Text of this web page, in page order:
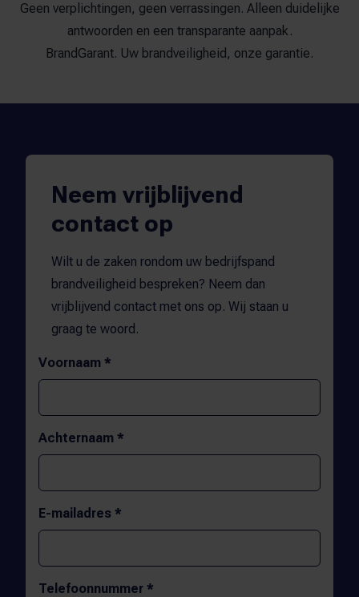
Geen verplichtingen, geen verrassingen. Alleen duidelijke
antwoorden en een transparante aanpak.
BrandGarant. Uw brandveiligheid, onze garantie.
Neem vrijblijvend
contact op
Wilt u de zaken rondom uw bedrijfspand
brandveiligheid bespreken? Neem dan
vrijblijvend contact met ons op. Wij staan u
graag te woord.
Voornaam *
Achternaam *
E-mailadres *
Telefoonnummer *